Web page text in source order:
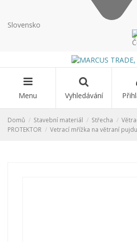
Slovensko
Menu Vyhledávání
Domů Stavební materiál Střecha
PROTEKTOR
Vetrací mřížka na větraní pujdu